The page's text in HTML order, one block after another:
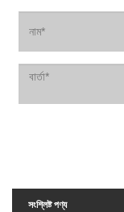
সংশ্লিষ্ট পণ্য